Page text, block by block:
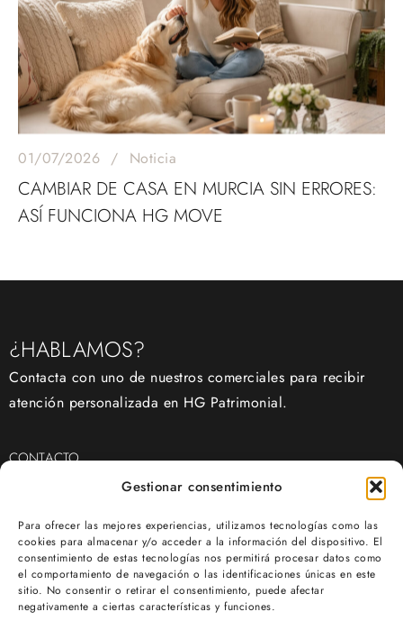
Gestionar consentimiento
Para ofrecer las mejores experiencias, utilizamos tecnologías como las
cookies para almacenar y/o acceder a la información del dispositivo. El
consentimiento de estas tecnologías nos permitirá procesar datos como
el comportamiento de navegación o las identificaciones únicas en este
sitio. No consentir o retirar el consentimiento, puede afectar
negativamente a ciertas características y funciones.
01/07/2026 Noticia
CAMBIAR DE CASA EN MURCIA SIN ERRORES:
ASÍ FUNCIONA HG MOVE
¿HABLAMOS?
Contacta con uno de nuestros comerciales para recibir
atención personalizada en HG Patrimonial.
CONTACTO
(+34) 968 11 20 30
OFICINAS
Av. Juan de Borbón, 81, bajo, 30007, Murcia